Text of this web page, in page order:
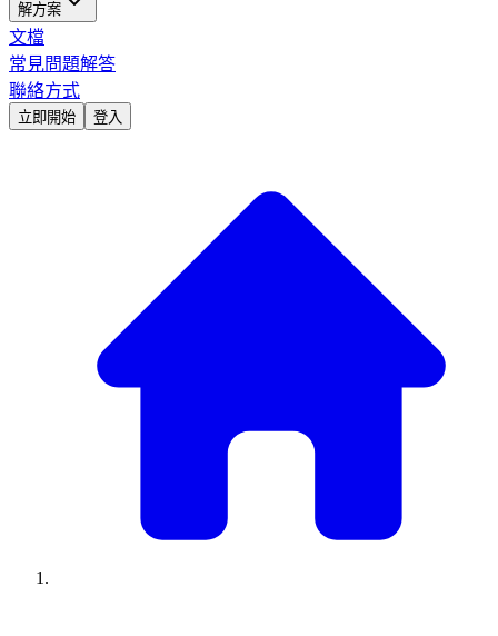
解方案
文檔
常見問題解答
聯絡方式
立即開始 登入